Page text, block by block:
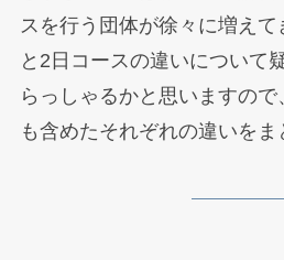
スを行う団体が徐々に増え
と2日コースの違いについて
らっしゃるかと思いますの
も含めたそれぞれの違いをま